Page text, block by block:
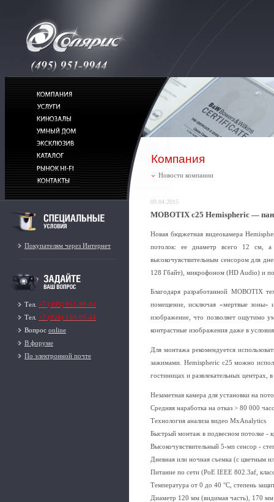
Покупателям через Интернет
Тел. +7 (495) 951-99-44
Тел. +7 (926) 159-99-44
Вопрос online
В форуме
По электронной почте
Компания
Новости компании
09.04.2015
MOBOTIX c25 Hemispheric —
Новая бюджетная видеокамера
потолок: ее диаметр всего 12 см,
высокочувствительным сенсором для
128 Гбайт), микрофоном (HD Audio) и
Благодаря разработанной MOBOTIX
помещение, исключая «мертвые зоны»
изображение, что позволяет ощутимо
контрастные изображения даже в
Для монтажа рекомендуется
зажимами. Hemispheric c25 можно
гостиницах и развлекательных центрах,
Незаметная камера для установки на
Средняя наработка на отказ > 80 000
Технология анализа видео MxAnalytics
Быстрый монтаж в подвесном потолке -
Высокочувствительный 5-мп сенсор -
Дневная или ночная съемка (с цветным
Питание по сети (PoE IEEE 802.3af,
Температура от 0 до 40 °С, степень
Диаметр 120 мм (видимая часть), 170